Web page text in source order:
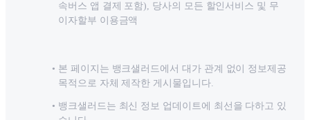
속버스 앱 결제 포함), 당사의 모든 할인서비스 및 무
이자할부 이용금액
본 페이지는 뱅크샐러드에서 대가 관계 없이 정보제공
목적으로 자체 제작한 게시물입니다.
뱅크샐러드는 최신 정보 업데이트에 최선을 다하고 있